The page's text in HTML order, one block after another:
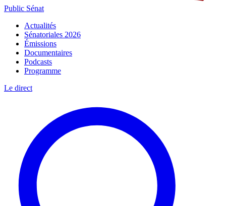
Public Sénat
Actualités
Sénatoriales 2026
Émissions
Documentaires
Podcasts
Programme
Le direct